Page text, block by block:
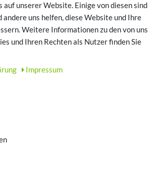
Schuhe für zuhause
auf unserer Website. Einige von diesen sind
andere uns helfen, diese Website und Ihre
Weitere Informationen zu den von uns
und Ihren Rechten als Nutzer finden Sie
Impressum